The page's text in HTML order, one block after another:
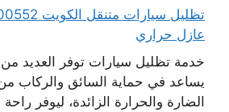
عازل حراري
خدمة تظليل سيارات توفر العديد من
يساعد في حماية السائق والركاب
الضارة والحرارة الزائدة، ليوفر راحة